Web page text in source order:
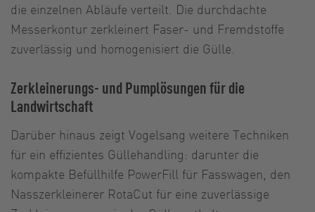
die einzelnen Abläufe verteilt. Die durchdachte
Messerkontur zerkleinert Faser- und Fremdstoffe
zuverlässig und homogenisiert die Gülle.
Zerkleinerungs- und Pumplösungen für die
Landwirtschaft
Darüber hinaus zeigt Vogelsang weitere Techniken
für ein effizientes Güllehandling: darunter die
kompakte Befüllhilfe PowerFill für Fasswagen, den
Nasszerkleinerer RotaCut für eine zuverlässige